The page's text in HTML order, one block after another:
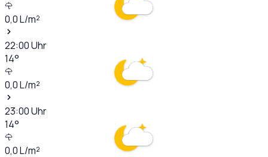
0,0L/m²
22:00Uhr
14°
0,0L/m²
23:00Uhr
14°
0,0L/m²